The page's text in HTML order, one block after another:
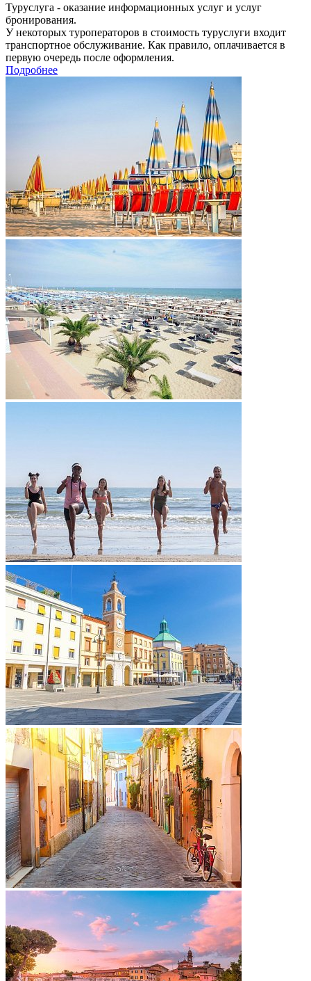
Туруслуга - оказание информационных услуг и услуг
бронирования.
У некоторых туроператоров в стоимость туруслуги входит
транспортное обслуживание. Как правило, оплачивается в
первую очередь после оформления.
Подробнее